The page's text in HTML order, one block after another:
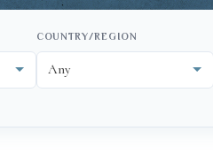
COUNTRY/REGION